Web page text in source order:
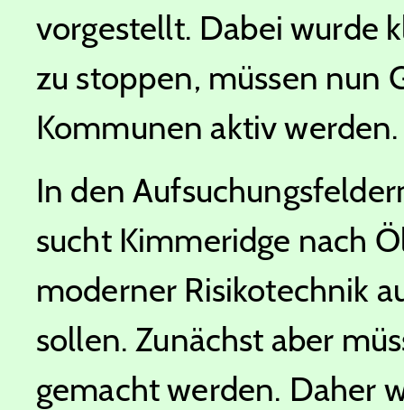
vorgestellt. Dabei wurde
zu stoppen, müssen nun
Kommunen aktiv werden.
In den
sucht Kimmeridge nach
moderner Risikotechnik
sollen. Zunächst aber
gemacht werden. Daher